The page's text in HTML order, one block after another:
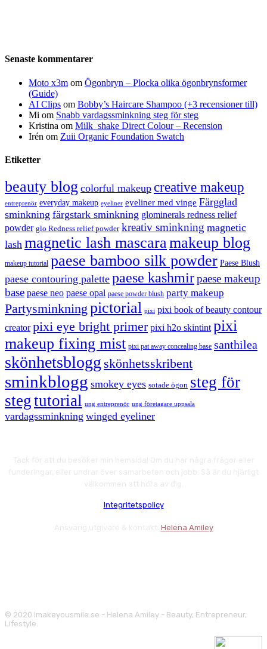
Senaste kommentarer
Moto x3m om Ögonbryn – Plocka olika ögonbrynsformer
(Guide)
AI Clips om Bobby’s Haircare Shampoo (+3 recensioner till)
Mi om Snabb vardagssminkning steg för steg
Kristina om Milk_shake Direct Colour – Recension
Irén om Zuii Organic Foundation Swatch
Etiketter
beauty blog colorful makeup creative makeup
entreprenör everyday makeup eyeliner eyeliner med vinge Färgglad
sminkning färgstark sminkning glominerals redness relief
powder glo Redness relief powder kreativ sminkning magnetic
lash magnetic lash mascaramakeup blog
makeup tutorial paese bamboo silk powder Paese Blush
paese contouring palette paese kashmirpaese makeup
base paese neo paese opal paese powder blush party makeup
Partysminkning pictorial pixi pixi book of beauty contour
creator pixi eye bright primer pixi h2o skintint pixi
makeup fixing mist pixi pat away concealing base santhilea
skönhetsblogg skönhetsskribent
sminkblogg smokey eyes sotade ögon steg för
stegtutorial ung entreprenör ung företagare uppsala
vardagssminkning winged eyeliner
Integritetspolicy
Helena Amiley
© 2020 Imakeyousmile.se - Helena Amiley - Beauty, Entrepreneur,
Lifestyle